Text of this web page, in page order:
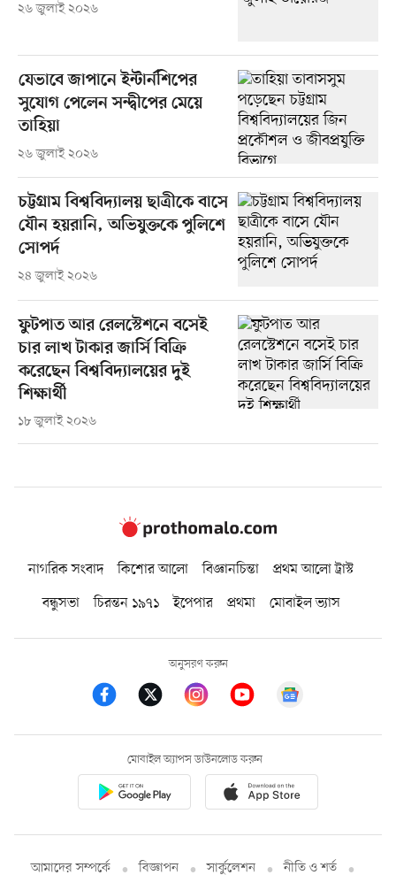
২৬ জুলাই ২০২৬
যেভাবে জাপানে ইন্টার্নশিপের
সুযোগ পেলেন সন্দ্বীপের মেয়ে
তাহিয়া
২৬ জুলাই ২০২৬
চট্টগ্রাম বিশ্ববিদ্যালয় ছাত্রীকে বাসে
যৌন হয়রানি, অভিযুক্তকে পুলিশে
সোপর্দ
২৪ জুলাই ২০২৬
ফুটপাত আর রেলস্টেশনে বসেই
চার লাখ টাকার জার্সি বিক্রি
করেছেন বিশ্ববিদ্যালয়ের দুই
শিক্ষার্থী
১৮ জুলাই ২০২৬
নাগরিক সংবাদ কিশোর আলো বিজ্ঞানচিন্তা
প্রথম আলো ট্রাস্ট
বন্ধুসভা
চিরন্তন ১৯৭১ ইপেপার প্রথমা মোবাইল ভ্যাস
অনুসরণ করুন
মোবাইল অ্যাপস ডাউনলোড করুন
আমাদের সম্পর্কে বিজ্ঞাপন সার্কুলেশন নীতি ও শর্ত